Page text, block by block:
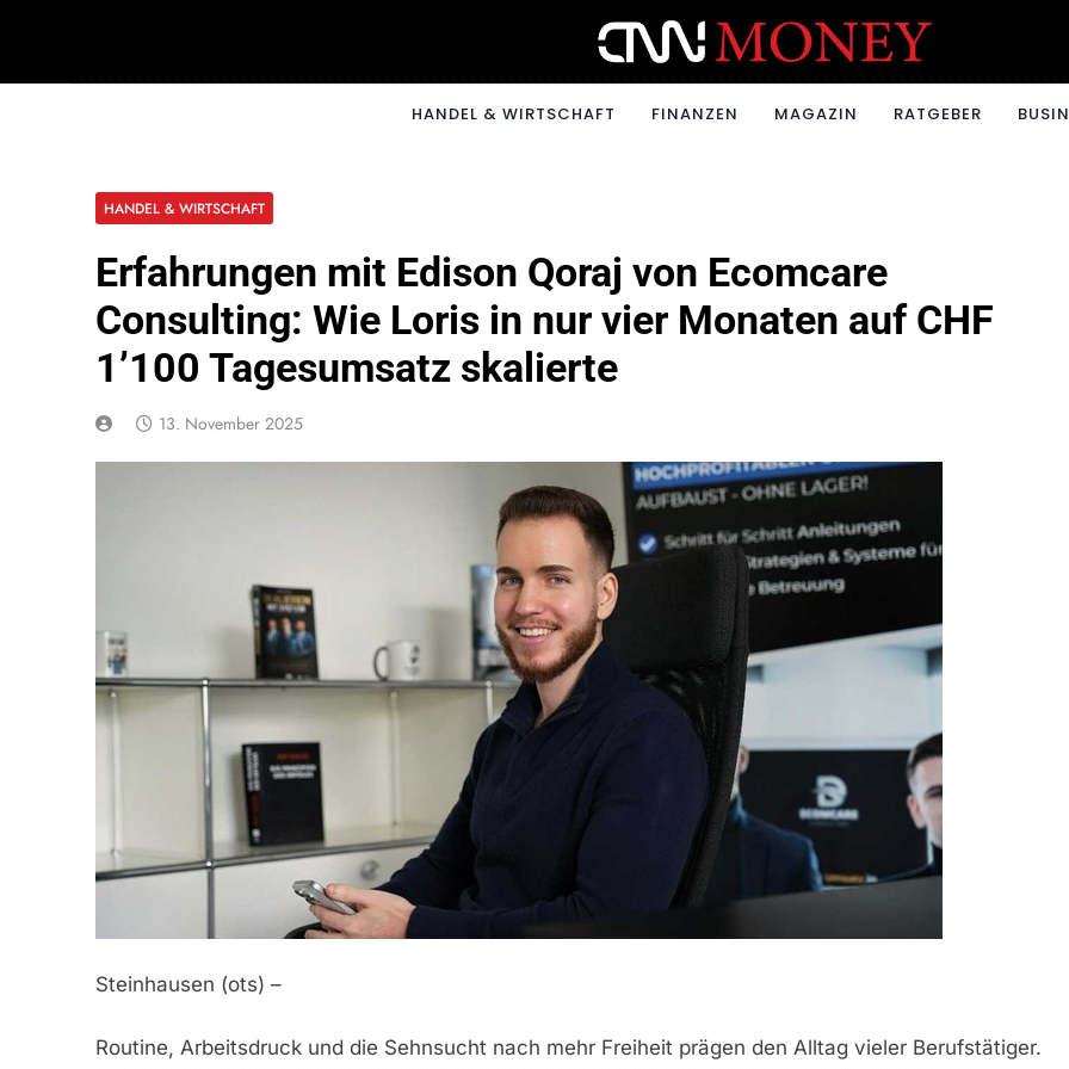
CNNMONEY.CH
HANDEL & WIRTSCHAFT FINANZEN MAGAZIN RATGEBER
HANDEL & WIRTSCHAFT
Erfahrungen mit Edison Qoraj von Ecomcare
Consulting: Wie Loris in nur vier Monaten auf CHF
1’100 Tagesumsatz skalierte
13. November 2025
Steinhausen (ots) –
Routine, Arbeitsdruck und die Sehnsucht nach mehr Freiheit prägen den Alltag vieler Berufstätiger.